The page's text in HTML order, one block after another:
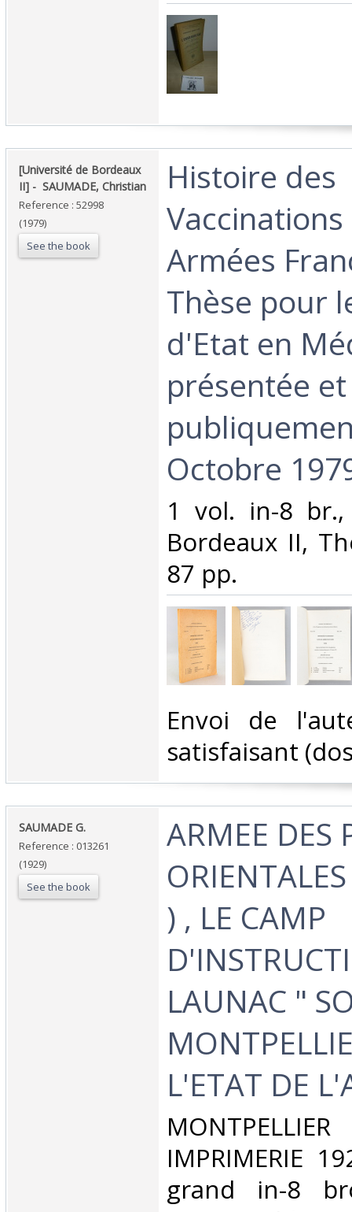
‎[Université de Bordeaux
II] - ‎ ‎SAUMADE, Christian‎
Reference : 52998
(1979)
See the book
‎Histoire des
Armées
Thèse pour
d'Etat en
présentée
Octobre
‎1 vol. in-8
Bordeaux II,
87 pp.‎
‎Envoi de
satisfaisant
‎SAUMADE G.‎
Reference : 013261
(1929)
See the book
‎ARMEE DES
) , LE CAMP
LAUNAC "
L'ETAT DE
IMPRIMERIE
grand in-8